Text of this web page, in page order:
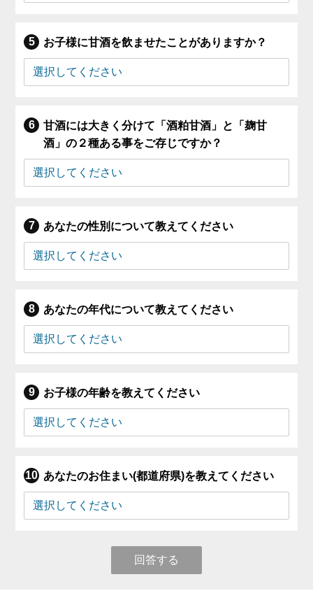
お子様に甘酒を飲ませたことがありますか？
甘酒には大きく分けて「酒粕甘酒」と「麹甘
酒」の２種ある事をご存じですか？
あなたの性別について教えてください
あなたの年代について教えてください
お子様の年齢を教えてください
あなたのお住まい(都道府県)を教えてください
回答する